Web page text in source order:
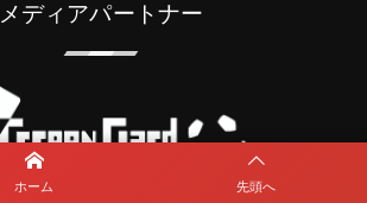
ホーム 先頭へ
メディアパートナー